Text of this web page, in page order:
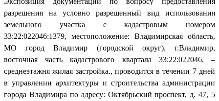
разрешения на условно разрешенный вид использования
земельного участка с кадастровым номером
33:22:022046:1379, местоположение: Владимирская область,
МО город Владимир (городской округ), г.Владимир,
восточная часть кадастрового квартала 33:22:022046, –
среднеэтажня жилая застройка., проводится в течении 7 дней
в управлении архитектуры и строительства администрации
города Владимира по адресу: Октябрьский проспект, д. 47, 5